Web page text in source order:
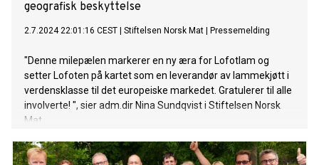
geografisk beskyttelse
2.7.2024 22:01:16 CEST Stiftelsen Norsk Mat Pressemelding
"Denne milepælen markerer en ny æra for Lofotlam og
setter Lofoten på kartet som en leverandør av lammekjøtt i
verdensklasse til det europeiske markedet. Gratulerer til alle
involverte! ", sier adm.dir Nina Sundqvist i Stiftelsen Norsk
Mat.